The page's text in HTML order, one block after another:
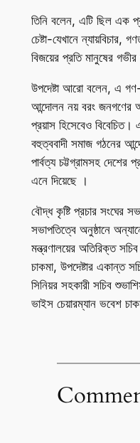
তিনি বলেন, এটি ছিল এক
চেষ্টা-যেখানে ন্যায়বিচার,
বিজয়ের প্রতি মানুষের
উপদেষ্টা আরো বলেন, এ
আন্দোলন নয় বরং জনগণের
প্রয়াস হিসেবেও বিবেচিত।
বহুত্ববাদী সমাজ গঠনের
পার্বত্য চট্টগ্রামসহ দেশের
এনে দিয়েছে ।
বৌদ্ধ কৃষ্টি প্রচার সংঘের
সভাপতিত্বে অনুষ্ঠানে
মন্ত্রণালয়ের অতিরিক্ত
চাকমা, উপদেষ্টার একান্ত
সিনিয়র সহকারী সচিব
ভাইস চেয়ারম্যান ভবেশ